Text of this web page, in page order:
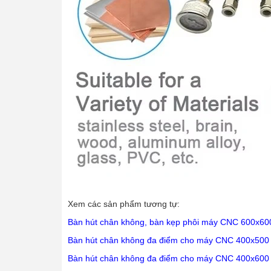
Xem các sản phẩm tương tự:
Bàn hút chân không, bàn kẹp phôi máy CNC
Bàn hút chân không đa điểm cho máy CNC 400x500
Bàn hút chân không đa điểm cho máy CNC 400x600